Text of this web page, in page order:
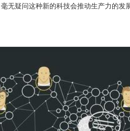
无疑问这种新的科技会推动生产力的